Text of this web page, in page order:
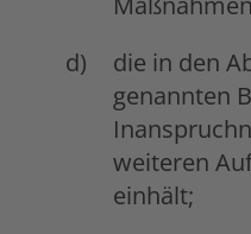
die in den
genannten
weiteren
einhält;